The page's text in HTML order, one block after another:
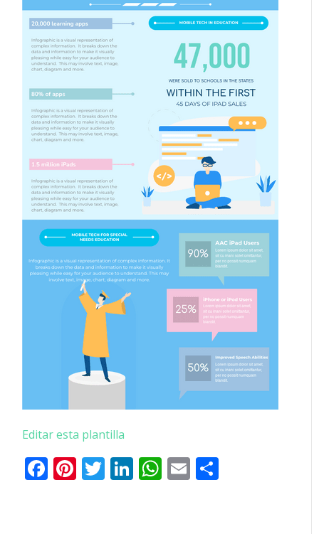
Editar esta plantilla
Facebook
Pinterest
Twitter
LinkedIn
WhatsApp
Email